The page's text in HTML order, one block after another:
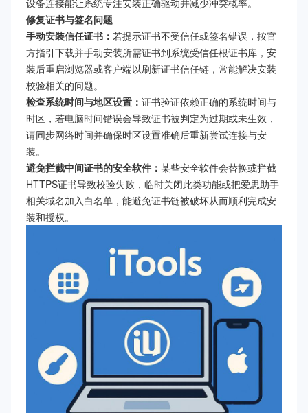
设备连接能让系统专注安装正确驱动并减少冲突概率。
修复证书与签名问题
手动安装信任证书： 若提示证书不受信任或签名错误，按官
方指引下载并手动安装所需证书到系统受信任根证书库，安
装后重启浏览器或客户端以刷新证书信任链，常能解决安装
校验相关的问题。
检查系统时间与地区设置： 证书验证依赖正确的系统时间与
时区，若电脑时间错误会导致证书被判定为过期或未生效，
请同步网络时间并确保时区设置准确后重新尝试连接与安
装。
避免拦截中间证书的安全软件： 某些安全软件会替换或拦截
HTTPS证书导致校验失败，临时关闭此类功能或把爱思助手
相关域名加入白名单，能避免证书链被破坏从而顺利完成安
装和授权。